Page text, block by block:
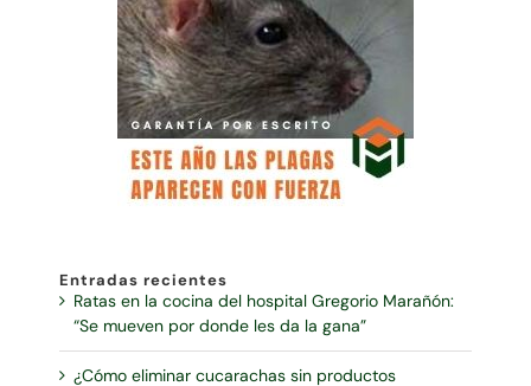
Entradas recientes
Ratas en la cocina del hospital Gregorio Marañón:
“Se mueven por donde les da la gana”
¿Cómo eliminar cucarachas sin productos